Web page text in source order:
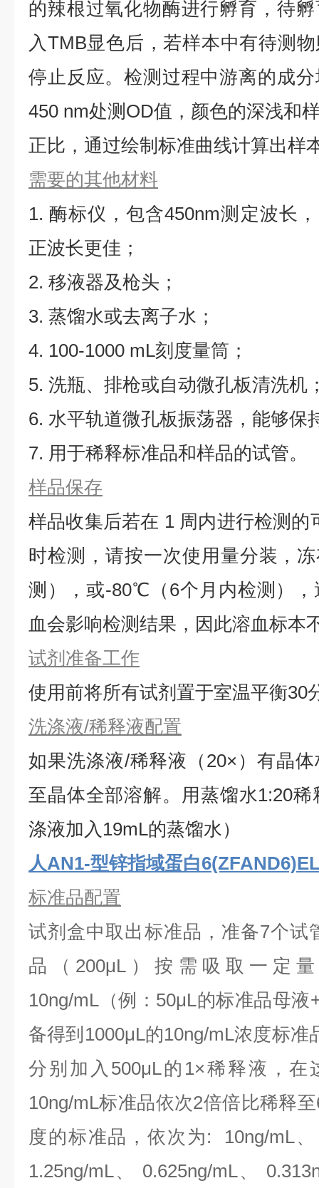
的辣根过氧化物酶进行孵育，待
入TMB显色后，若样本中有待测
停止反应。检测过程中游离的成
450 nm处测OD值，颜色的深浅和
正比，通过绘制标准曲线计算出样
需要的其他材料
1. 酶标仪，包含450nm测定波长
正波长更佳；
2. 移液器及枪头；
3. 蒸馏水或去离子水；
4. 100-1000 mL刻度量筒；
5. 洗瓶、排枪或自动微孔板清洗机
6. 水平轨道微孔板振荡器，能够保
7. 用于稀释标准品和样品的试管。
样品保存
样品收集后若在 1 周内进行检测
时检测，请按一次使用量分装，
测），或-80℃（6个月内检测）
血会影响检测结果，因此溶血标本
试剂准备工作
使用前将所有试剂置于室温平衡30
洗涤液/稀释液配置
如果洗涤液/稀释液（20×）有晶
⾄晶体全部溶解。用蒸馏水1:20
涤液加入19mL的蒸馏水）
人AN1-型锌指域蛋白
标准品配置
试剂盒中取出标准品，准备7个试
品（200μL）按需吸取一定
10ng/mL（例：50μL的标准品母
备得到1000μL的10ng/mL浓度标准
分别加入500μL的1×稀释液，
10ng/mL标准品依次2倍倍比稀释
度的标准品，依次为: 10ng/mL
1.25ng/mL、 0.625ng/mL、